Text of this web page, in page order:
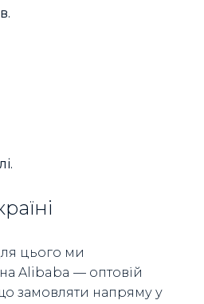
цього ми
на Alibaba — оптовій
замовляти напряму у